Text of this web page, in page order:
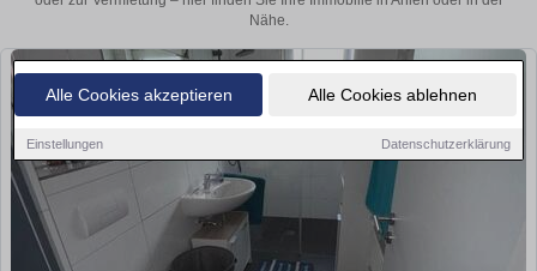
Alle Cookies akzeptieren Alle Cookies ablehnen
Einstellungen Datenschutzerklärung
Nähe.